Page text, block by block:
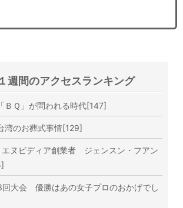
週間のアクセスランキング
Ｑ」が問われる時代[147]
のお葬式事情[129]
ヌビディア創業者 ジェンスン・フアン
大会 優勝はあの女子プロのおかげでし